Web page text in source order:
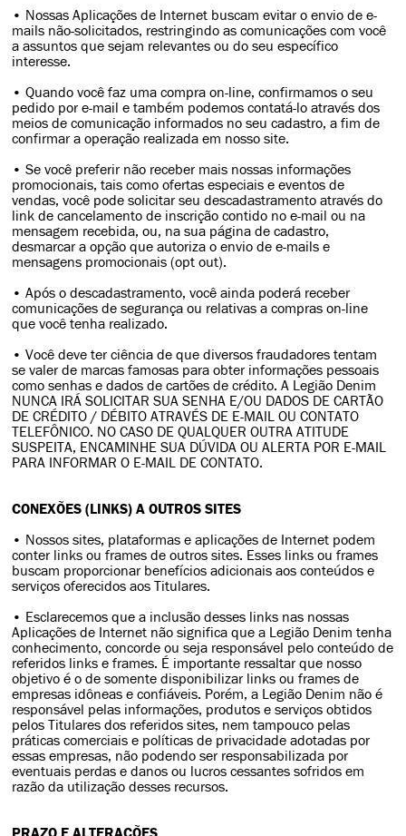
• Nossas Aplicações de Internet buscam evitar o envio de e-
mails não-solicitados, restringindo as comunicações com você
a assuntos que sejam relevantes ou do seu específico
interesse.
• Quando você faz uma compra on-line, confirmamos o seu
pedido por e-mail e também podemos contatá-lo através dos
meios de comunicação informados no seu cadastro, a fim de
confirmar a operação realizada em nosso site.
• Se você preferir não receber mais nossas informações
promocionais, tais como ofertas especiais e eventos de
vendas, você pode solicitar seu descadastramento através do
link de cancelamento de inscrição contido no e-mail ou na
mensagem recebida, ou, na sua página de cadastro,
desmarcar a opção que autoriza o envio de e-mails e
mensagens promocionais (opt out).
• Após o descadastramento, você ainda poderá receber
comunicações de segurança ou relativas a compras on-line
que você tenha realizado.
• Você deve ter ciência de que diversos fraudadores tentam
se valer de marcas famosas para obter informações pessoais
como senhas e dados de cartões de crédito. A Legião Denim
NUNCA IRÁ SOLICITAR SUA SENHA E/OU DADOS DE CARTÃO
DE CRÉDITO / DÉBITO ATRAVÉS DE E-MAIL OU CONTATO
TELEFÔNICO. NO CASO DE QUALQUER OUTRA ATITUDE
SUSPEITA, ENCAMINHE SUA DÚVIDA OU ALERTA POR E-MAIL
PARA INFORMAR O E-MAIL DE CONTATO.
CONEXÕES (LINKS) A OUTROS SITES
• Nossos sites, plataformas e aplicações de Internet podem
conter links ou frames de outros sites. Esses links ou frames
buscam proporcionar benefícios adicionais aos conteúdos e
serviços oferecidos aos Titulares.
• Esclarecemos que a inclusão desses links nas nossas
Aplicações de Internet não significa que a Legião Denim tenha
conhecimento, concorde ou seja responsável pelo conteúdo de
referidos links e frames. É importante ressaltar que nosso
objetivo é o de somente disponibilizar links ou frames de
empresas idôneas e confiáveis. Porém, a Legião Denim não é
responsável pelas informações, produtos e serviços obtidos
pelos Titulares dos referidos sites, nem tampouco pelas
práticas comerciais e políticas de privacidade adotadas por
essas empresas, não podendo ser responsabilizada por
eventuais perdas e danos ou lucros cessantes sofridos em
razão da utilização desses recursos.
PRAZO E ALTERAÇÕES